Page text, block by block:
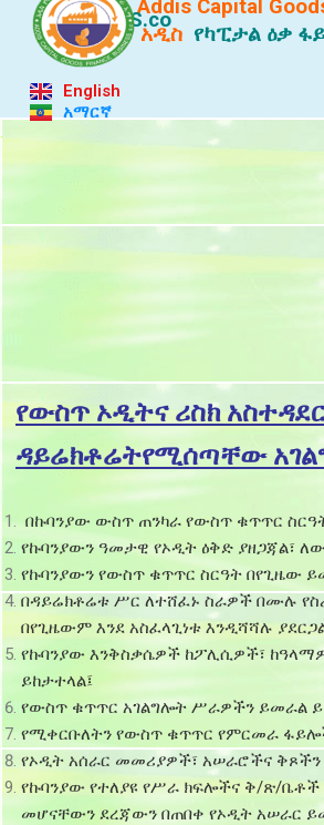
Addis Capital
S.co
አዲስ የካፒታል ዕቃ
English
አማርኛ
.
IIIII
የውስጥ ኦዲትና ሪስክ
ዳይሬክቶሬትየሚሰጣቸው
በኩባንያው ውስጥ ጠንካራ የውስጥ ቁጥጥር
የኩባንያውን ዓመታዊ የኦዲት ዕቅድ ያዘጋጃል፣
የኩባንያውን የውስጥ ቁጥጥር ስርዓት በየጊዜው
በዳይሬክቶሬቱ ሥር ለተሸፈኑ ስራዎች በሙሉ
በየጊዜውም እንደ አስፈላጊነቱ እንዲሻሻሉ
የኩባንያው እንቅስቃሴዎች ከፖሊሲዎች፣
ይከታተላል፤
የውስጥ ቁጥጥር አገልግሎት ሥራዎችን ይመራል
የሚቀርቡለትን የውስጥ ቁጥጥር የምርመራ
የኦዲት አሰራር መመሪያዎች፣ አሠራሮችና ቅጾችን
የኩባንያው የተለያዩ የሥራ ክፍሎችና ቅ/ጽ/
መሆናቸውን ደረጃውን በጠበቀ የኦዲት አሠራር
I
IIIII
I